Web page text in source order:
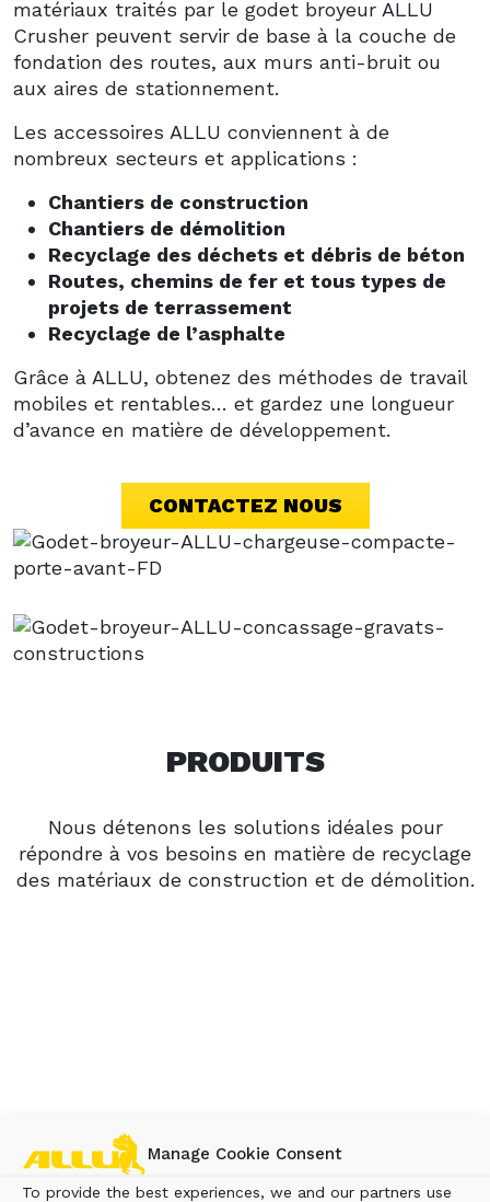
Manage Cookie Consent
To provide the best experiences, we and our partners use
matériaux traités par le godet broyeur ALLU
Crusher peuvent servir de base à la couche de
fondation des routes, aux murs anti-bruit ou
aux aires de stationnement.
Les accessoires ALLU conviennent à de
nombreux secteurs et applications :
Chantiers de construction
Chantiers de démolition
Recyclage des déchets et débris de béton
Routes, chemins de fer et tous types de
projets de terrassement
Recyclage de l’asphalte
Grâce à ALLU, obtenez des méthodes de travail
mobiles et rentables… et gardez une longueur
d’avance en matière de développement.
CONTACTEZ NOUS
PRODUITS
Nous détenons les solutions idéales pour
répondre à vos besoins en matière de recyclage
des matériaux de construction et de démolition.